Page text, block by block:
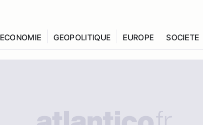
ECONOMIE GEOPOLITIQUE EUROPE SOCIETE